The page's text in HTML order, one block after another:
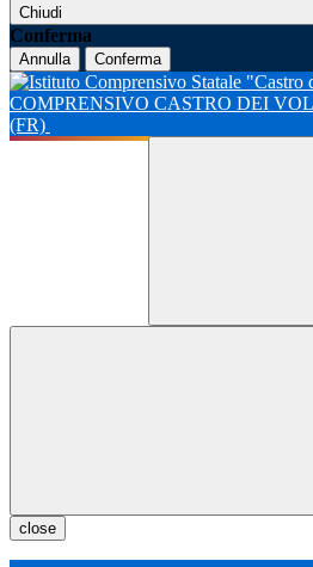
Chiudi
Conferma
Annulla Conferma
COMPRENSIVO CASTRO DEI
(FR)
close